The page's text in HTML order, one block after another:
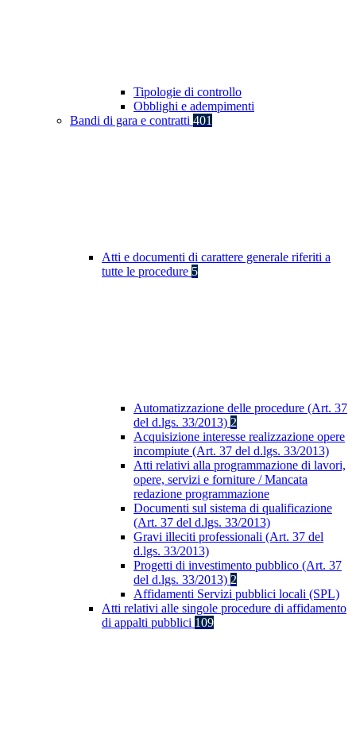
Tipologie di controllo
Obblighi e adempimenti
Bandi di gara e contratti 401
Atti e documenti di carattere generale riferiti a
tutte le procedure 5
Automatizzazione delle procedure (Art. 37
del d.lgs. 33/2013) 2
Acquisizione interesse realizzazione opere
incompiute (Art. 37 del d.lgs. 33/2013)
Atti relativi alla programmazione di lavori,
opere, servizi e forniture / Mancata
redazione programmazione
Documenti sul sistema di qualificazione
(Art. 37 del d.lgs. 33/2013)
Gravi illeciti professionali (Art. 37 del
d.lgs. 33/2013)
Progetti di investimento pubblico (Art. 37
del d.lgs. 33/2013) 2
Affidamenti Servizi pubblici locali (SPL)
Atti relativi alle singole procedure di affidamento
di appalti pubblici 109